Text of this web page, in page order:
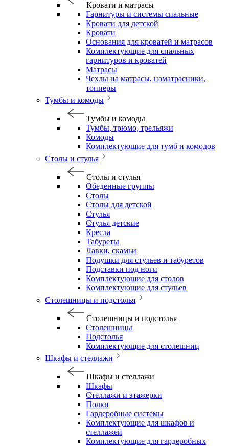
Кровати и матрасы
Гарнитуры и системы спальные
Кровати для детской
Кровати
Основания для кроватей и матрасов
Комплектующие для спальных
гарнитуров и кроватей
Матрасы
Чехлы на матрасы, наматрасники,
топперы
Тумбы и комоды
Тумбы и комоды
Тумбы, трюмо, трельяжи
Комоды
Комплектующие для тумб и комодов
Столы и стулья
Столы и стулья
Обеденные группы
Столы
Столы для детской
Стулья
Стулья детские
Кресла
Табуреты
Лавки, скамьи
Подушки для стульев и табуретов
Подставки под ноги
Комплектующие для столов
Комплектующие для стульев
Столешницы и подстолья
Столешницы и подстолья
Столешницы
Подстолья
Комплектующие для столешниц
Шкафы и стеллажи
Шкафы и стеллажи
Шкафы
Стеллажи и этажерки
Полки
Гардеробные системы
Комплектующие для шкафов и
стеллажей
Комплектующие для гардеробных